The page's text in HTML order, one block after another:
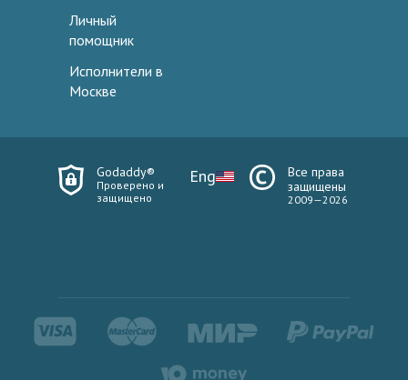
Личный
помощник
Исполнители в
Москве
Godaddy®
Проверено и
защищено
Eng
Все права
защищены
2009—2026